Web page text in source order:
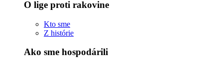
O lige proti rakovine
Kto sme
Z histórie
Ako sme hospodárili